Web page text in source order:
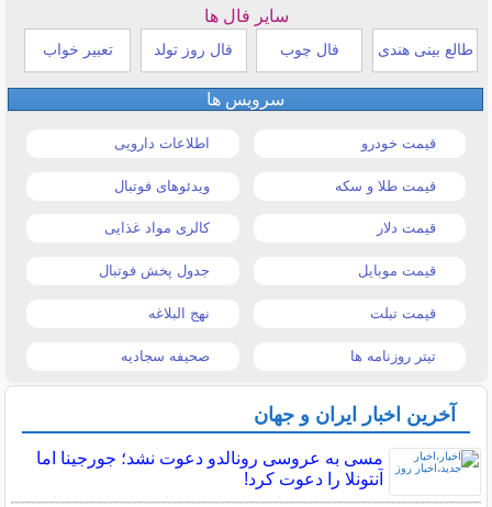
سایر فال ها
طالع بینی هندی فال چوب فال روز تولد تعبیر خواب
سرویس ها
قیمت خودرو اطلاعات دارویی
قیمت طلا و سکه ویدئوهای فوتبال
قیمت دلار کالری مواد غذایی
قیمت موبایل جدول پخش فوتبال
قیمت تبلت نهج البلاغه
تیتر روزنامه ها صحیفه سجادیه
آخرین اخبار ایران و جهان
مسی به عروسی رونالدو دعوت نشد؛ جورجینا اما
آنتونلا را دعوت کرد!